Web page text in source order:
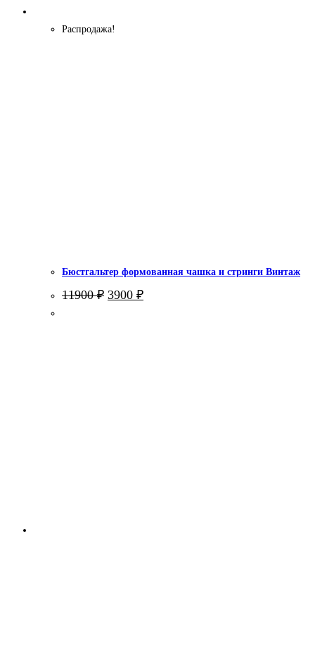
Распродажа!
Бюстгальтер формованная чашка и стринги Винтаж
11900₽ Первоначальная
3900 ₽Текущая